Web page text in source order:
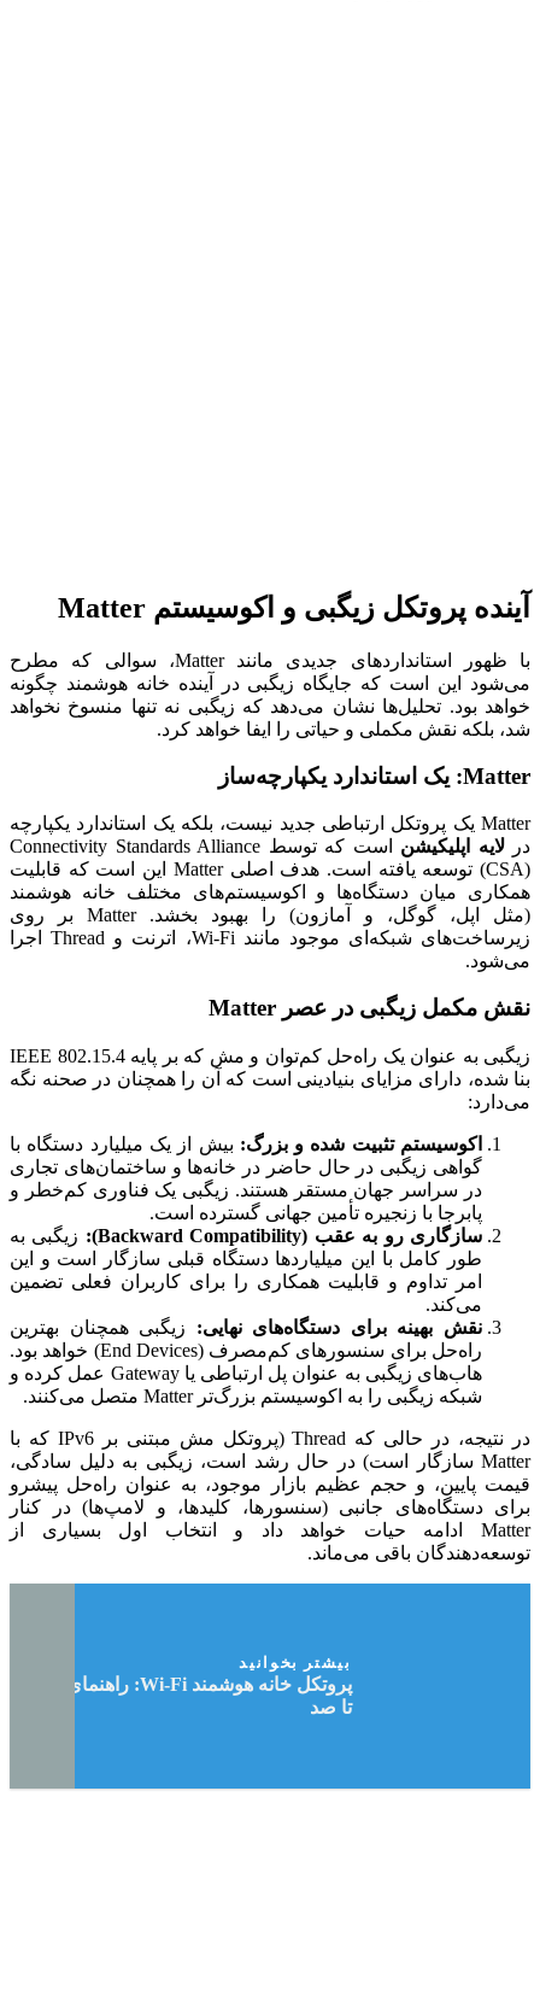
آینده پروتکل زیگبی و اکوسیستم Matter
با ظهور استانداردهای جدیدی مانند Matter، سوالی که مطرح
می‌شود این است که جایگاه زیگبی در آینده خانه هوشمند چگونه
خواهد بود. تحلیل‌ها نشان می‌دهد که زیگبی نه تنها منسوخ نخواهد
شد، بلکه نقش مکملی و حیاتی را ایفا خواهد کرد.
Matter: یک استاندارد یکپارچه‌ساز
Matter یک پروتکل ارتباطی جدید نیست، بلکه یک استاندارد یکپارچه
درلایه اپلیکیشن
است که توسط Connectivity Standards Alliance
(CSA) توسعه یافته است. هدف اصلی Matter این است که قابلیت
همکاری میان دستگاه‌ها و اکوسیستم‌های مختلف خانه هوشمند
(مثل اپل، گوگل، و آمازون) را بهبود بخشد. Matter بر روی
زیرساخت‌های شبکه‌ای موجود مانند Wi-Fi، اترنت و Thread اجرا
می‌شود.
نقش مکمل زیگبی در عصر Matter
زیگبی به عنوان یک راه‌حل کم‌توان و مش که بر پایه IEEE 802.15.4
بنا شده، دارای مزایای بنیادینی است که آن را همچنان در صحنه نگه
می‌دارد:
اکوسیستم تثبیت شده و بزرگ: بیش از یک میلیارد دستگاه با
گواهی زیگبی در حال حاضر در خانه‌ها و ساختمان‌های تجاری
در سراسر جهان مستقر هستند. زیگبی یک فناوری کم‌خطر و
پابرجا با زنجیره تأمین جهانی گسترده است.
سازگاری رو به عقب (Backward Compatibility):
زیگبی به
طور کامل با این میلیاردها دستگاه قبلی سازگار است و این
امر تداوم و قابلیت همکاری را برای کاربران فعلی تضمین
می‌کند.
نقش بهینه برای دستگاه‌های نهایی: زیگبی همچنان بهترین
راه‌حل برای سنسورهای کم‌مصرف (End Devices) خواهد بود.
هاب‌های زیگبی به عنوان پل ارتباطی یا Gateway عمل کرده و
شبکه زیگبی را به اکوسیستم بزرگ‌تر Matter متصل می‌کنند.
در نتیجه، در حالی که Thread (پروتکل مش مبتنی بر IPv6 که با
Matter سازگار است) در حال رشد است، زیگبی به دلیل سادگی،
قیمت پایین، و حجم عظیم بازار موجود، به عنوان راه‌حل پیشرو
برای دستگاه‌های جانبی (سنسورها، کلیدها، و لامپ‌ها) در کنار
Matter ادامه حیات خواهد داد و انتخاب اول بسیاری از
توسعه‌دهندگان باقی می‌ماند.
بیشتر بخوانید
پروتکل خانه هوشمند Wi-Fi: راهنمای صفر
تا صد